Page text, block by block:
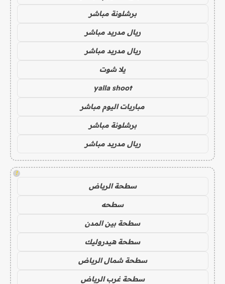
برشلونة مباشر
ريال مدريد مباشر
ريال مدريد مباشر
يلا شوت
yalla shoot
مباريات اليوم مباشر
برشلونة مباشر
ريال مدريد مباشر
!
سطحة الرياض
سطحه
سطحة بين المدن
سطحة هيدروليك
سطحة شمال الرياض
سطحة غرب الرياض